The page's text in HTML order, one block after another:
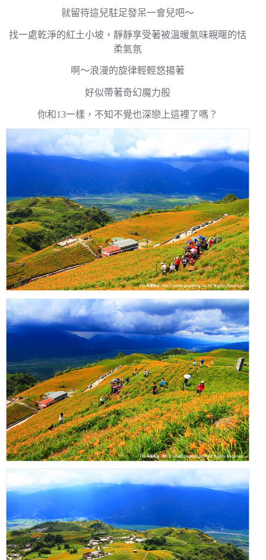
就留待這兒駐足發呆一會兒吧～
找一處乾淨的紅土小坡，靜靜享受著被溫暖氣味親暱的恬
柔氣氛
啊～浪漫的旋律輕輕悠揚著
好似帶著奇幻魔力般
你和13一樣，不知不覺也深戀上這裡了嗎？